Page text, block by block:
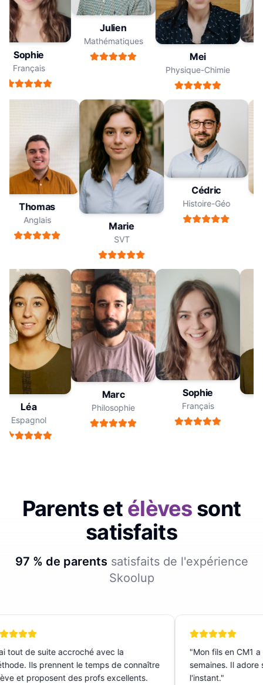
Sophie
Français
Julien
Mathématiques
Mei
Physique-Chimie
Thomas
Anglais
Marie
SVT
Cédric
Histoire-Géo
Léa
Espagnol
Marc
Philosophie
Sophie
Français
Parents et élèves sont
satisfaits
97 % de parentssatisfaits de l'expérience
Skoolup
de suite accroché avec la
Ils prennent le temps de connaître
et proposent des profs excellents.
Mon fils en CM1 a
semaines. Il adore
l'instant."